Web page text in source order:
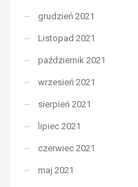
grudzień 2021
Listopad 2021
październik 2021
wrzesień 2021
sierpień 2021
lipiec 2021
czerwiec 2021
maj 2021